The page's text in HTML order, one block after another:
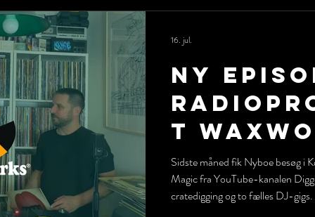
Ny
t
Nyboe
Magic
Sidste måned fik Nyboe besøg i
Magic fra YouTube-kanalen
cratedigging og to fælles DJ-gigs. Så i denne måneds episode taler
16. jul.